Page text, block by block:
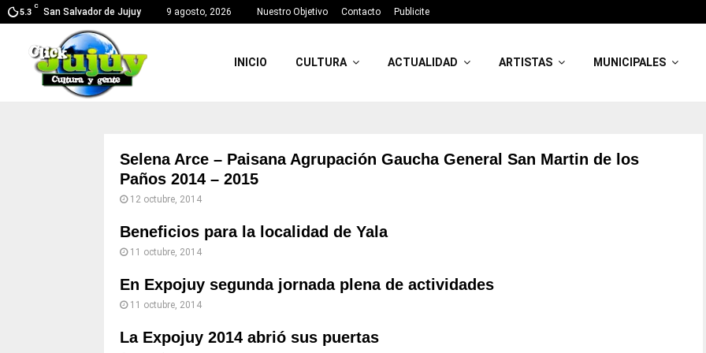
5.3
C
San Salvador de Jujuy 9 agosto, 2026 Nuestro Objetivo Contacto Publicite
INICIO CULTURA ACTUALIDAD ARTISTAS MUNICIPALES
Selena Arce – Paisana Agrupación Gaucha General San Martin de los
Paños 2014 – 2015
12 octubre, 2014
Beneficios para la localidad de Yala
11 octubre, 2014
En Expojuy segunda jornada plena de actividades
11 octubre, 2014
La Expojuy 2014 abrió sus puertas